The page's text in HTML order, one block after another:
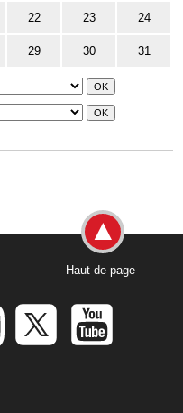
22 23 24
29 30 31
Haut de page